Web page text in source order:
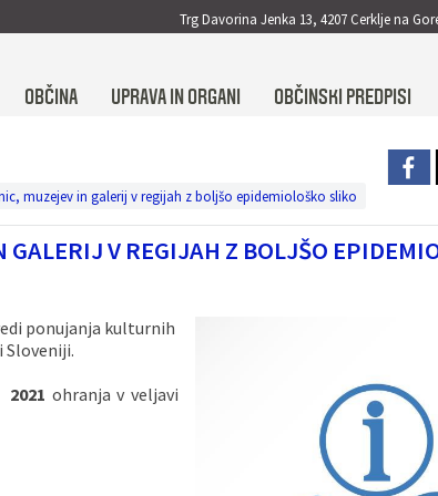
Trg Davorina Jenka 13, 4207 Cerklje na
OBČINA UPRAVA IN ORGANI OBČINSKI PREDPISI
muzejev in galerij v regijah z boljšo epidemiološko sliko
V REGIJAH Z BOLJŠO
ponujanja kulturnih
ohranja v veljavi